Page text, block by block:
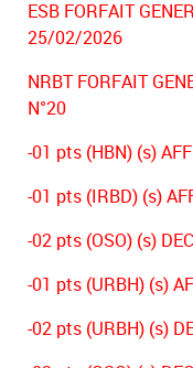
ESB FORFAIT
25/02/2026
NRBT FORFAIT
N°20
-01 pts (HBN) (s)
-01 pts (IRBD) (s)
-02 pts (OSO) (s)
-01 pts (URBH) (s)
-02 pts (URBH) (s)